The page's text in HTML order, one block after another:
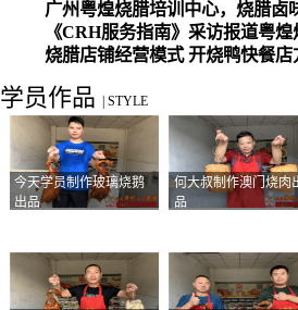
《CRH服务指南》采访报道粤煌
烧腊店铺经营模式 开烧鸭快餐
学员作品 STYLE
今天学员制作玻璃烧鹅
出品
何大叔制作澳门烧肉
品